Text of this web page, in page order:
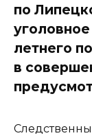
по
летнего
в